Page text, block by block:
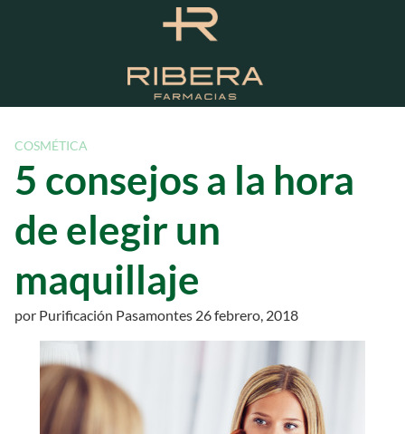
COSMÉTICA
5 consejos a la hora
de elegir un
maquillaje
por Purificación Pasamontes 26 febrero, 2018